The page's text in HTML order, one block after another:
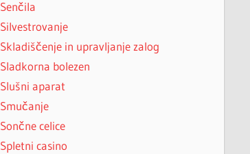
Senčila
Silvestrovanje
Skladiščenje in upravljanje zalog
Sladkorna bolezen
Slušni aparat
Smučanje
Sončne celice
Spletni casino